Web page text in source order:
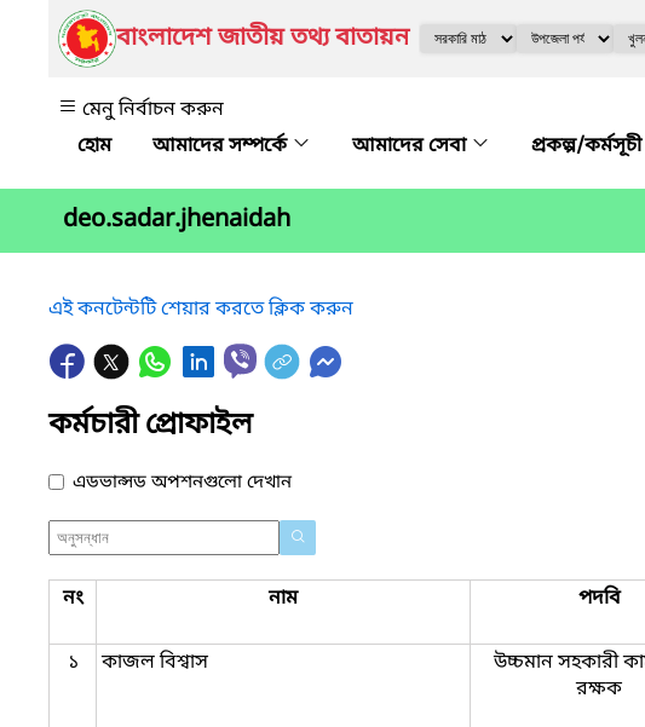
বাংলাদেশ জাতীয় তথ্য বাতায়ন
মেনু নির্বাচন করুন
আমাদের সম্পর্কে
আমাদের সেবা প্রকল্প/কর্মসূচী
deo.sadar.jhenaidah
এই কনটেন্টটি শেয়ার করতে ক্লিক করুন
কর্মচারী প্রোফাইল
এডভান্সড অপশনগুলো দেখান
নং নাম পদবি
১ কাজল বিশ্বাস
উচ্চমান সহকারী
রক্ষক